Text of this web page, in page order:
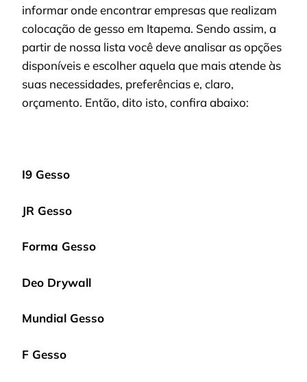
informar onde encontrar empresas que realizam
colocação de gesso em Itapema. Sendo assim, a
partir de nossa lista você deve analisar as opções
disponíveis e escolher aquela que mais atende às
suas necessidades, preferências e, claro,
orçamento. Então, dito isto, confira abaixo:
I9 Gesso
JR Gesso
Forma Gesso
Deo Drywall
Mundial Gesso
F Gesso